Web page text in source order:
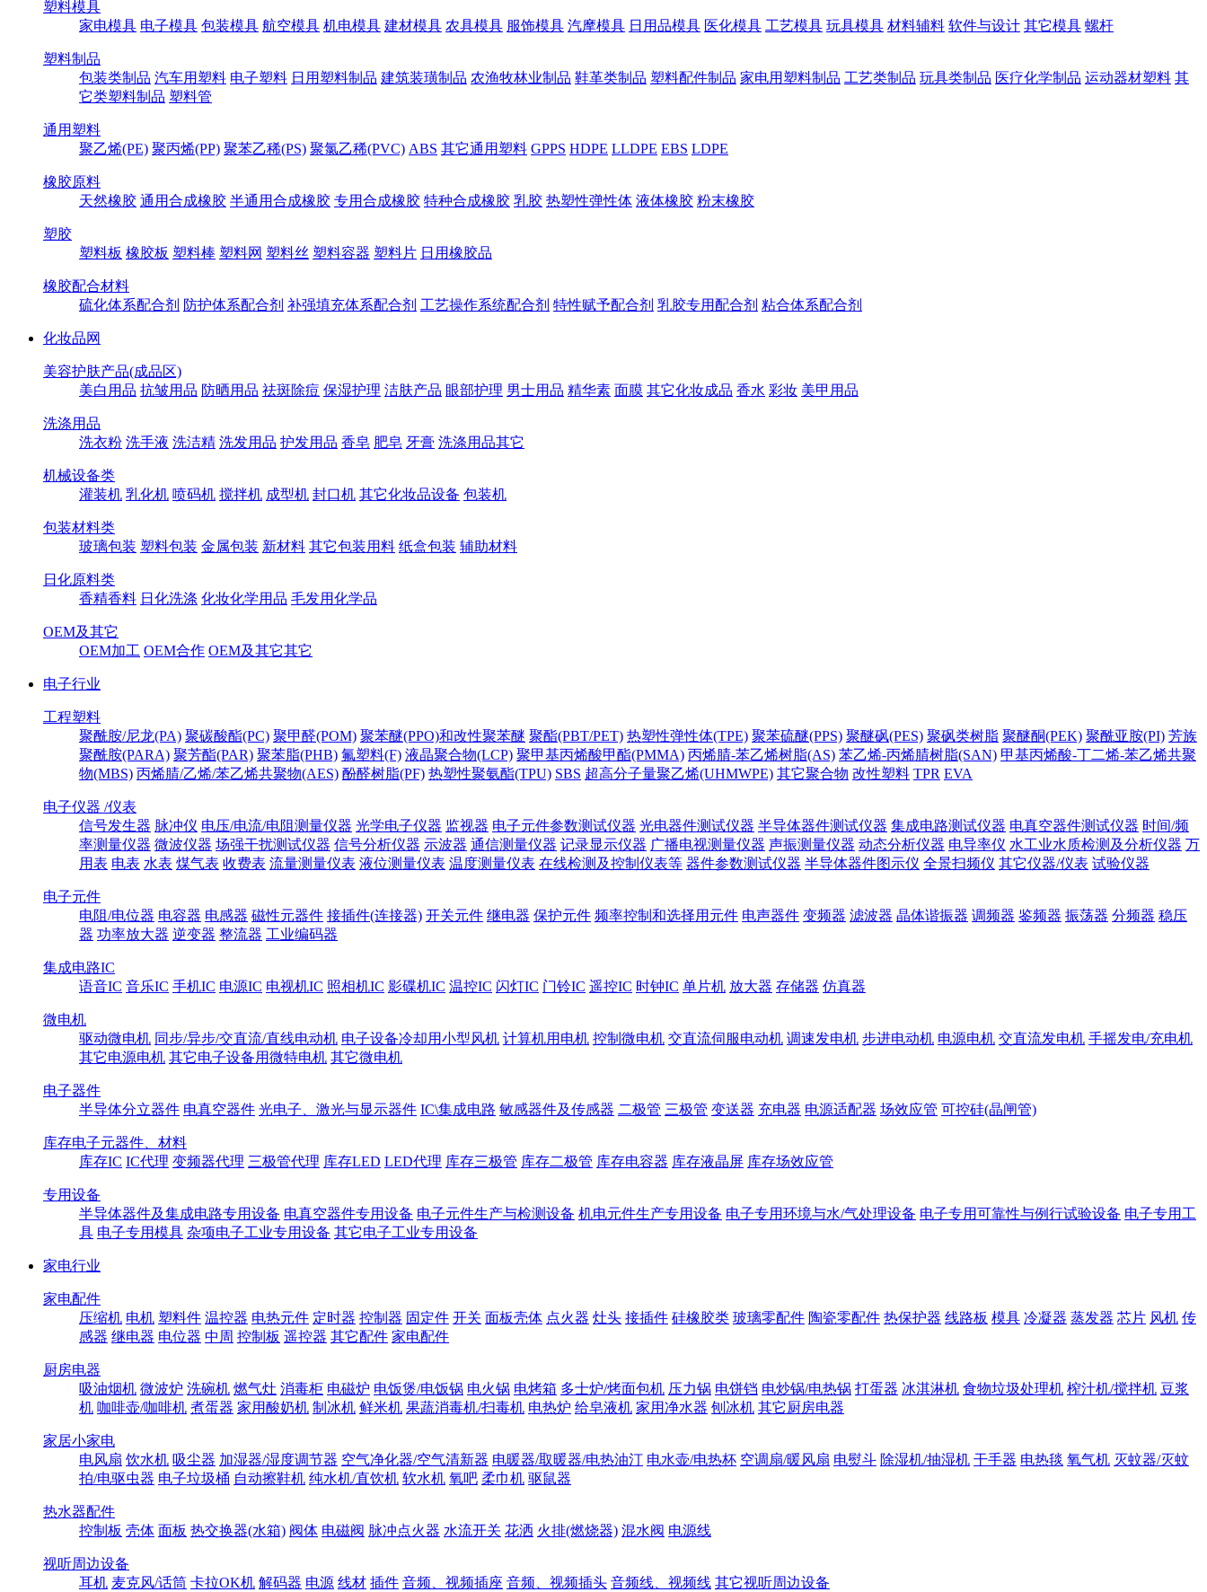
塑料模具
家电模具 电子模具 包装模具 航空模具 机电模具 建材模具 农具模具 服饰模具 汽摩模具 日用品模具 医化模具 工艺模具 玩具模具 材料辅料 软件与设计 其它模具 螺杆
塑料制品
包装类制品 汽车用塑料 电子塑料 日用塑料制品 建筑装璜制品 农渔牧林业制品 鞋革类制品 塑料配件制品 家电用塑料制品 工艺类制品 玩具类制品 医疗化学制品 运动器材塑料 其
它类塑料制品 塑料管
通用塑料
聚乙烯(PE) 聚丙烯(PP) 聚苯乙稀(PS) 聚氯乙稀(PVC) ABS 其它通用塑料 GPPS HDPE LLDPE EBS LDPE
橡胶原料
天然橡胶 通用合成橡胶 半通用合成橡胶 专用合成橡胶 特种合成橡胶 乳胶 热塑性弹性体 液体橡胶 粉末橡胶
塑胶
塑料板 橡胶板 塑料棒 塑料网 塑料丝 塑料容器 塑料片 日用橡胶品
橡胶配合材料
硫化体系配合剂 防护体系配合剂 补强填充体系配合剂 工艺操作系统配合剂 特性赋予配合剂 乳胶专用配合剂 粘合体系配合剂
化妆品网
美容护肤产品(成品区)
美白用品 抗皱用品 防晒用品 祛斑除痘 保湿护理 洁肤产品 眼部护理 男士用品 精华素 面膜 其它化妆成品 香水 彩妆 美甲用品
洗涤用品
洗衣粉 洗手液 洗洁精 洗发用品 护发用品 香皂 肥皂 牙膏 洗涤用品其它
机械设备类
灌装机 乳化机 喷码机 搅拌机 成型机 封口机 其它化妆品设备 包装机
包装材料类
玻璃包装 塑料包装 金属包装 新材料 其它包装用料 纸盒包装 辅助材料
日化原料类
香精香料 日化洗涤 化妆化学用品 毛发用化学品
OEM及其它
OEM加工 OEM合作 OEM及其它其它
电子行业
工程塑料
聚酰胺/尼龙(PA) 聚碳酸酯(PC) 聚甲醛(POM) 聚苯醚(PPO)和改性聚苯醚 聚酯(PBT/PET) 热塑性弹性体(TPE) 聚苯硫醚(PPS) 聚醚砜(PES) 聚砜类树脂 聚醚酮(PEK) 聚酰亚胺(PI) 芳族
聚酰胺(PARA) 聚芳酯(PAR) 聚苯脂(PHB) 氟塑料(F) 液晶聚合物(LCP) 聚甲基丙烯酸甲酯(PMMA) 丙烯腈-苯乙烯树脂(AS) 苯乙烯-丙烯腈树脂(SAN) 甲基丙烯酸-丁二烯-苯乙烯共聚
物(MBS) 丙烯腈/乙烯/苯乙烯共聚物(AES) 酚醛树脂(PF) 热塑性聚氨酯(TPU) SBS 超高分子量聚乙烯(UHMWPE) 其它聚合物 改性塑料 TPR EVA
电子仪器 /仪表
信号发生器 脉冲仪 电压/电流/电阻测量仪器 光学电子仪器 监视器 电子元件参数测试仪器 光电器件测试仪器 半导体器件测试仪器 集成电路测试仪器 电真空器件测试仪器 时间/频
率测量仪器 微波仪器 场强干扰测试仪器 信号分析仪器 示波器 通信测量仪器 记录显示仪器 广播电视测量仪器 声振测量仪器 动态分析仪器 电导率仪 水工业水质检测及分析仪器 万
用表 电表 水表 煤气表 收费表 流量测量仪表 液位测量仪表 温度测量仪表 在线检测及控制仪表等 器件参数测试仪器 半导体器件图示仪 全景扫频仪 其它仪器/仪表 试验仪器
电子元件
电阻/电位器 电容器 电感器 磁性元器件 接插件(连接器) 开关元件 继电器 保护元件 频率控制和选择用元件 电声器件 变频器 滤波器 晶体谐振器 调频器 鉴频器 振荡器 分频器 稳压
器 功率放大器 逆变器 整流器 工业编码器
集成电路IC
语音IC 音乐IC 手机IC 电源IC 电视机IC 照相机IC 影碟机IC 温控IC 闪灯IC 门铃IC 遥控IC 时钟IC 单片机 放大器 存储器 仿真器
微电机
驱动微电机 同步/异步/交直流/直线电动机 电子设备冷却用小型风机 计算机用电机 控制微电机 交直流伺服电动机 调速发电机 步进电动机 电源电机 交直流发电机 手摇发电/充电机
其它电源电机 其它电子设备用微特电机 其它微电机
电子器件
半导体分立器件 电真空器件 光电子、激光与显示器件 IC\集成电路 敏感器件及传感器 二极管 三极管 变送器 充电器 电源适配器 场效应管 可控硅(晶闸管)
库存电子元器件、材料
库存IC IC代理 变频器代理 三极管代理 库存LED LED代理 库存三极管 库存二极管 库存电容器 库存液晶屏 库存场效应管
专用设备
半导体器件及集成电路专用设备 电真空器件专用设备 电子元件生产与检测设备 机电元件生产专用设备 电子专用环境与水/气处理设备 电子专用可靠性与例行试验设备 电子专用工
具 电子专用模具 杂项电子工业专用设备 其它电子工业专用设备
家电行业
家电配件
压缩机 电机 塑料件 温控器 电热元件 定时器 控制器 固定件 开关 面板壳体 点火器 灶头 接插件 硅橡胶类 玻璃零配件 陶瓷零配件 热保护器 线路板 模具 冷凝器 蒸发器 芯片 风机 传
感器 继电器 电位器 中周 控制板 遥控器 其它配件 家电配件
厨房电器
吸油烟机 微波炉 洗碗机 燃气灶 消毒柜 电磁炉 电饭煲/电饭锅 电火锅 电烤箱 多士炉/烤面包机 压力锅 电饼铛 电炒锅/电热锅 打蛋器 冰淇淋机 食物垃圾处理机 榨汁机/搅拌机 豆浆
机 咖啡壶/咖啡机 煮蛋器 家用酸奶机 制冰机 鲜米机 果蔬消毒机/扫毒机 电热炉 给皂液机 家用净水器 刨冰机 其它厨房电器
家居小家电
电风扇 饮水机 吸尘器 加湿器/湿度调节器 空气净化器/空气清新器 电暖器/取暖器/电热油汀 电水壶/电热杯 空调扇/暖风扇 电熨斗 除湿机/抽湿机 干手器 电热毯 氧气机 灭蚊器/灭蚊
拍/电驱虫器 电子垃圾桶 自动擦鞋机 纯水机/直饮机 软水机 氧吧 柔巾机 驱鼠器
热水器配件
控制板 壳体 面板 热交换器(水箱) 阀体 电磁阀 脉冲点火器 水流开关 花洒 火排(燃烧器) 混水阀 电源线
视听周边设备
耳机 麦克风/话筒 卡拉OK机 解码器 电源 线材 插件 音频、视频插座 音频、视频插头 音频线、视频线 其它视听周边设备